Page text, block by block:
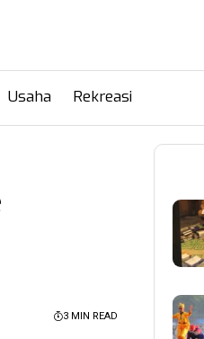
Usaha Rekreasi
3 MIN READ